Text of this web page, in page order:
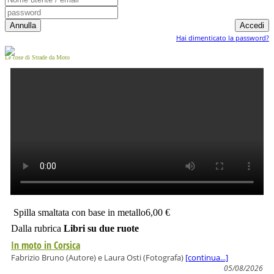
Hai dimenticato la password?
Le cose di Strade da Moto
Spilla smaltata con base in metallo6,00 €
Dalla rubrica Libri su due ruote
In moto in Corsica
Fabrizio Bruno (Autore) e Laura Osti (Fotografa) [continua...]
05/08/2026